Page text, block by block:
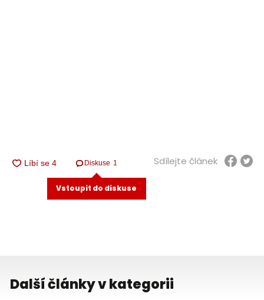
Diskuse 1
Vstoupit do diskuse
Sdílejte článek
Další články v kategorii